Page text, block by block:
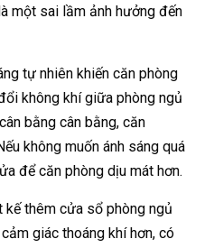
một sai lầm ảnh hưởng đến
tự nhiên khiến căn phòng
không khí giữa phòng ngủ
bằng cân bằng, căn
không muốn ánh sáng quá
để căn phòng dịu mát hơn.
kế thêm cửa sổ phòng ngủ
giác thoáng khí hơn, có